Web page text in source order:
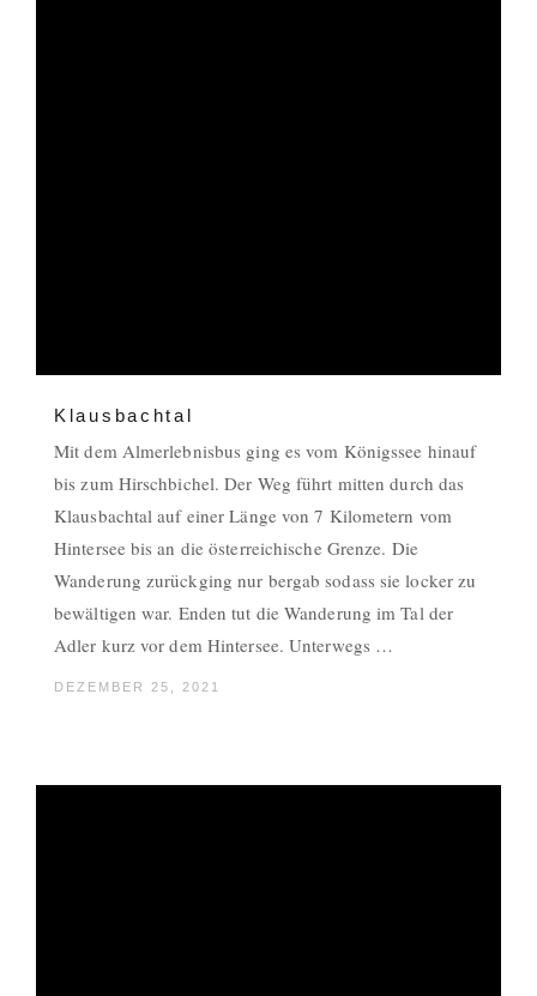
Klausbachtal
Mit dem Almerlebnisbus ging es vom Königssee hinauf
bis zum Hirschbichel. Der Weg führt mitten durch das
Klausbachtal auf einer Länge von 7 Kilometern vom
Hintersee bis an die österreichische Grenze. Die
Wanderung zurückging nur bergab sodass sie locker zu
bewältigen war. Enden tut die Wanderung im Tal der
Adler kurz vor dem Hintersee. Unterwegs …
DEZEMBER 25, 2021